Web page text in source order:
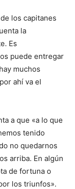
los capitanes
la
Es
puede entregar
muchos
ahí va el
a que «a lo que
tenido
no quedarnos
arriba. En algún
de fortuna o
los triunfos».